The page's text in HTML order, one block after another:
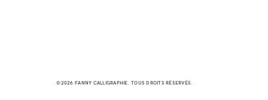
©2026 FANNY CALLIGRAPHIE. TOUS DROITS RÉSERVÉS.